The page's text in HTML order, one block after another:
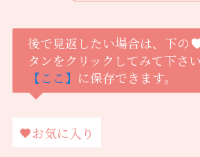
後で見返したい場合は、下の
タンをクリックしてみて下さい
【ここ】 に保存できます。
お気に入り